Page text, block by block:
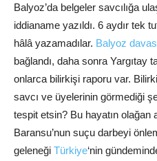
Balyoz’da belgeler savcılığa
iddianame yazıldı. 6 aydır tek
hâlâ yazamadılar. Balyoz
bağlandı, daha sonra Yargıtay
onlarca bilirkişi raporu var.
savcı ve üyelerinin görmediği
tespit etsin? Bu hayatın olağan
Baransu’nun suçu darbeyi
geleneği Türkiye‘nin